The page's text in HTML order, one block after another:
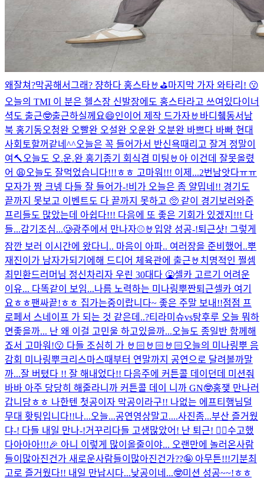
왜잘쳐?막공해서그래? 쟝하다 홍스타🤘⛳️마지막 가자 와타리! 😗
오늘의 TMI 이 분은 헬스장 신발장에도 홍스타라고 쓰여있다이너
셕도 출근🤓출근하실께요😄인이어 제작 드가자🤘 바디췤동서남
북 홍기동오청완 오빨완 오설완 오운완 오분완 바쁘다 바빠 현대
사회 토할꺼같네^^오늘은 꼭 들어가서 반신욕때리고 잘겨 정말이
여 🔨오늘도 오.운.완 홍기종기 회식겸 미팅🤘 아 이건데 잘못올렸
어 😩오늘도 잘먹었습니다!!!ㅎㅎ 고마워!!! 이제...2번남앗다ㅠㅠ
모자가 짱 크넹 다들 잘 들어가-!비가 오늘은 좀 얄밉네!! 경기도
끝까지 못보고 이벤트도 다 끝까지 못하고 🥺 같이 경기보러와준
프리들도 많았는데 아쉽다!!! 다음에 또 좋은 기회가 있겠지!!! 다
들...감기조심...🥲광주에서 만나자⚾️🤘 입양 성공-!퇴근샷! 그렇게
잠깐 보러 이시간에 왔다니.. 마음이 아파.. 여러장을 준비했어..뿌
재진이가 남자가되기에해 드디어 체육관에 출근🤘 치명적인 쩔셈
최민환드러머님 정신차리자 우린 30대다 🤮셀카 고르기 어려운
이유... 다똑같이 보임...나름 노력하는 미나링뿌짠퇴근셀카 여기
요ㅎㅎ팬싸끝!ㅎㅎ 집가는중이랍니다~ 좋은 주말 보내!!점점 프
로페서 스네이프 가 되는 것 같은데..?티라미슈vs탕후루 오늘 뭐하
면좋을까... 난 왜 이걸 고민울 하고있을까...오늘도 종일반 함께해
죠서 고마워!😗 다들 조심히 가 🤘🏻🤘🏻🤘🏻 오늘의 미나링뿌 음
감회 미나링뿌크리스마스때부터 연말까지 공연으로 달려볼까말
까...잘 버텼다 !! 잘 해내었다!! 다음주에 커튼콜 데이던데 미션줘
바바 아주 당당히 해줄라니까 커튼콜 데이 니까 GN🤓홍쟂 만나러
갑니당ㅎㅎ 나한텐 첫공이자 막공이라구!! 나없는 에프티행님덜
무대 홧팅입니다!!나...오늘...공연영상말고....사진좀...부산 즐거웠
댜-! 다들 내일 만나-!거꾸리 다들 고생많았어! 난 퇴근! ✌🏻수고했
다아아아!!!🎉 아니 이렇게 많이올줄이야... 오랜만에 놀러온사람
들이많아진건가 새로운사람들이많아진건가??🤪 아무튼!!!기분최
고로 즐거웠다!! 내일 만납시다...낮공이네...🤓미션 성공~~!ㅎㅎ